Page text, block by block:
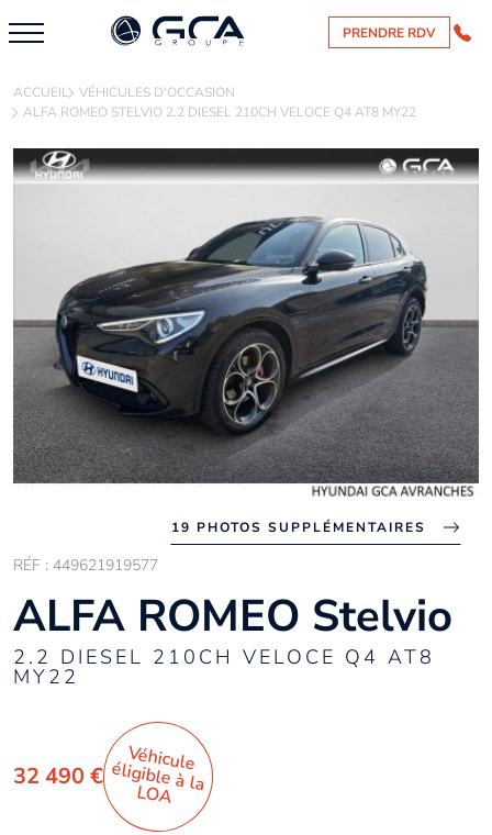
PRENDRE RDV
ACCUEIL VÉHICULES D'OCCASION
ALFA ROMEO STELVIO 2.2 DIESEL 210CH VELOCE Q4 AT8 MY22
19 PHOTOS SUPPLÉMENTAIRES
RÉF : 449621919577
ALFA ROMEO Stelvio
2.2 DIESEL 210CH VELOCE Q4 AT8
MY22
32 490 €
Véhicule
éligible à la
LO
A